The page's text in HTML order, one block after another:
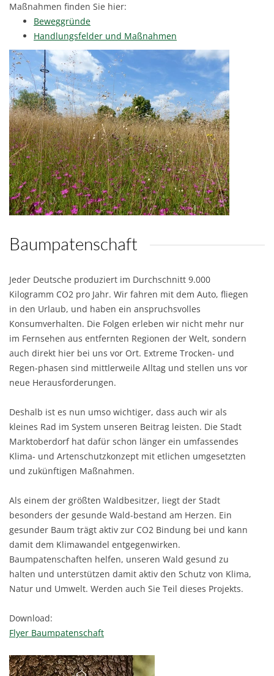
Maßnahmen finden Sie hier:
Beweggründe
Handlungsfelder und Maßnahmen
Baumpatenschaft
Jeder Deutsche produziert im Durchschnitt 9.000
Kilogramm CO2 pro Jahr. Wir fahren mit dem Auto, fliegen
in den Urlaub, und haben ein anspruchsvolles
Konsumverhalten. Die Folgen erleben wir nicht mehr nur
im Fernsehen aus entfernten Regionen der Welt, sondern
auch direkt hier bei uns vor Ort. Extreme Trocken- und
Regen-phasen sind mittlerweile Alltag und stellen uns vor
neue Herausforderungen.
Deshalb ist es nun umso wichtiger, dass auch wir als
kleines Rad im System unseren Beitrag leisten. Die Stadt
Marktoberdorf hat dafür schon länger ein umfassendes
Klima- und Artenschutzkonzept mit etlichen umgesetzten
und zukünftigen Maßnahmen.
Als einem der größten Waldbesitzer, liegt der Stadt
besonders der gesunde Wald-bestand am Herzen. Ein
gesunder Baum trägt aktiv zur CO2 Bindung bei und kann
damit dem Klimawandel entgegenwirken.
Baumpatenschaften helfen, unseren Wald gesund zu
halten und unterstützen damit aktiv den Schutz von Klima,
Natur und Umwelt. Werden auch Sie Teil dieses Projekts.
Download:
Flyer Baumpatenschaft